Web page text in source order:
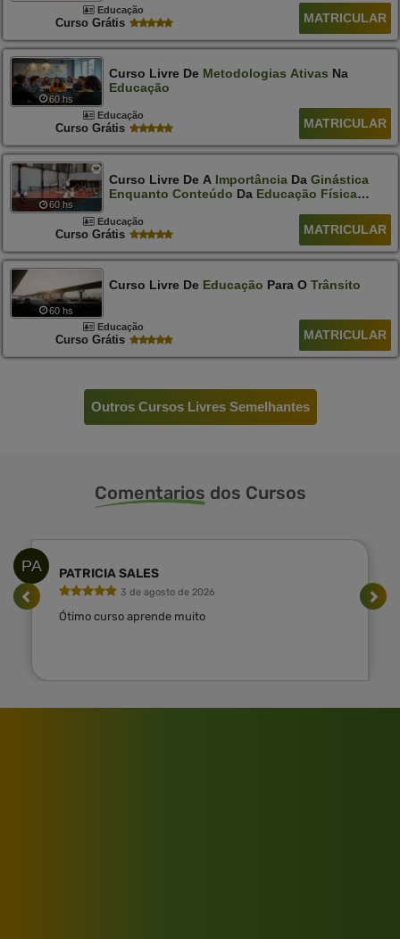
Educação
Curso Grátis MATRICULAR
60 hs
Curso Livre De Metodologias Ativas Na
Educação
Educação
Curso Grátis MATRICULAR
60 hs
Curso Livre De A ImportânciaDa Ginástica
Enquanto Conteúdo Da Educação Física
Educação
Curso Grátis MATRICULAR
60 hs
Curso Livre De Educação Para O Trânsito
Educação
Curso Grátis MATRICULAR
Outros Cursos Livres Semelhantes
Comentarios dos Cursos
PA PATRICIA SALES
3 de agosto de 2026
Ótimo curso aprende muito